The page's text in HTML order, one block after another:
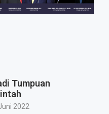
Tumpuan
2022